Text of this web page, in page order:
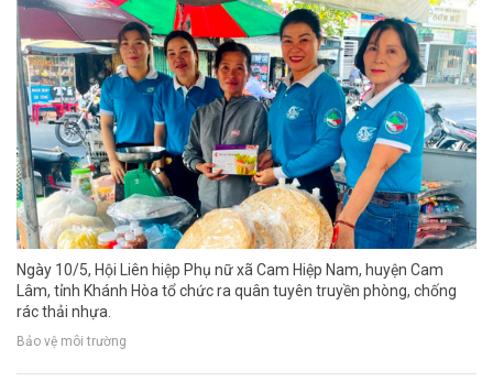
Ngày 10/5, Hội Liên hiệp Phụ nữ xã Cam Hiệp Nam, huyện Cam
Lâm, tỉnh Khánh Hòa tổ chức ra quân tuyên truyền phòng, chống
rác thải nhựa.
Bảo vệ môi trường